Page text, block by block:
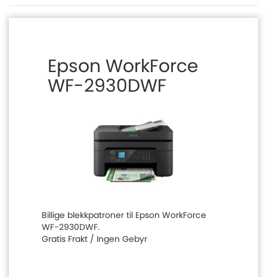
Epson WorkForce
WF-2930DWF
Billige blekkpatroner til Epson WorkForce
WF-2930DWF.
Gratis Frakt / Ingen Gebyr